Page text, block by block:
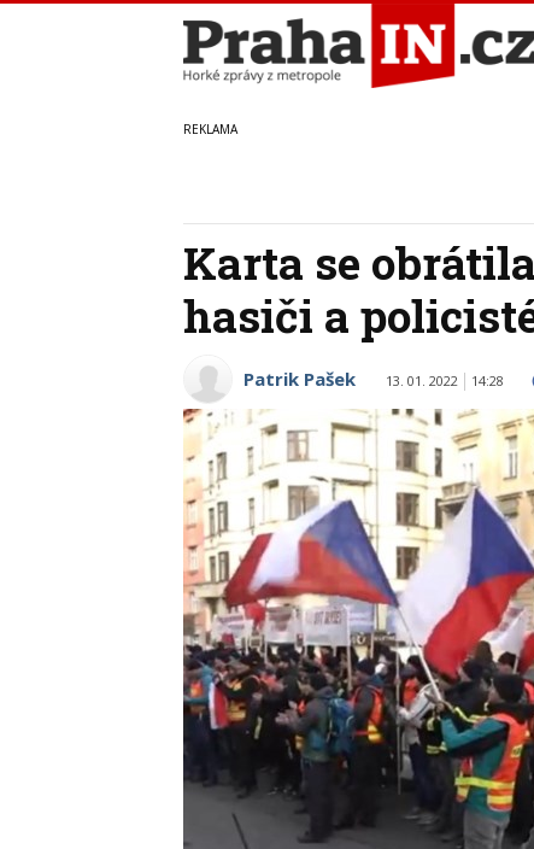
Karta se
hasiči a
Patrik Pašek 13. 01. 2022 14:28